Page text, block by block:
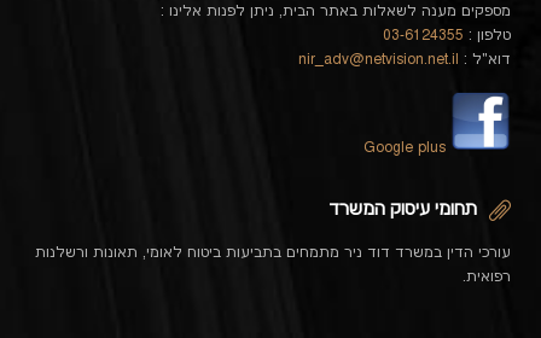
מספקים מענה לשאלות באתר הבית, ניתן לפנות אלינו :
טלפון : 03-6124355
דוא"ל : nir_adv@netvision.net.il
Google plus
תחומי עיסוק המשרד
עורכי הדין במשרד דוד ניר מתמחים בתביעות ביטוח לאומי, תאונות ורשלנות
רפואית.